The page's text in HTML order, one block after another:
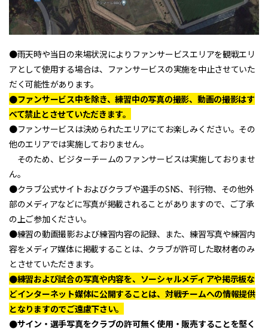
●雨天時や当日の来場状況によりファンサービスエリアを観戦エリ
アとして使用する場合は、ファンサービスの実施を中止させていた
だく可能性があります。
●ファンサービス中を除き、練習中の写真の撮影、動画の撮影はす
べて禁止とさせていただきます。
●ファンサービスは決められたエリアにてお楽しみください。その
他のエリアでは実施しておりません。
そのため、ビジターチームのファンサービスは実施しておりませ
ん。
●クラブ公式サイトおよびクラブや選手のSNS、刊行物、その他外
部のメディアなどに写真が掲載されることがありますので、ご了承
の上ご参加ください。
●練習の動画撮影および練習内容の記録、また、練習写真や練習内
容をメディア媒体に掲載することは、クラブが許可した取材者のみ
とさせていただきます。
●練習および試合の写真や内容を、ソーシャルメディアや掲示板な
どインターネット媒体に公開することは、対戦チームへの情報提供
となりますのでご遠慮下さい。
●サイン・選手写真をクラブの許可無く使用・販売することを堅く